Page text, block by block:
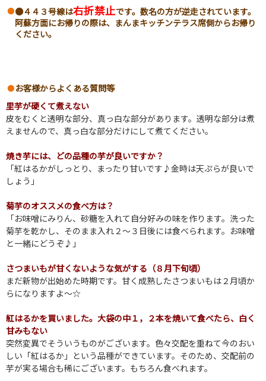
●４４３号線は右折禁止です。数名の方が逆走されています。
阿蘇方面にお帰りの際は、まんまキッチンテラス席側からお帰り
ください。
お客様からよくある質問等
里芋が硬くて煮えない
皮をむくと透明な部分、真っ白な部分があります。透明な部分は煮
えませんので、真っ白な部分だけにして煮てください。
焼き芋には、どの品種の芋が良いですか？
「紅はるかがしっとり、まったり甘いです♪金時は天ぷらが良いで
しょう」
菊芋のオススメの食べ方は？
「お味噌にみりん、砂糖を入れて自分好みの味を作ります。洗った
菊芋を乾かし、そのまま入れ２～３日後には食べられます。お味噌
と一緒にどうぞ♪」
さつまいもが甘くないような気がする（８月下旬頃）
まだ新物が出始めた時期です。甘く成熟したさつまいもは２月頃か
らになりますよ～☆
紅はるかを買いました。大袋の中１，２本を焼いて食べたら、白く
甘みもない
突然変異でそういうものがございます。色々交配を重ねて今のおい
しい「紅はるか」という品種ができています。そのため、交配前の
芋が実る場合も稀にございます。もちろん食べれます。